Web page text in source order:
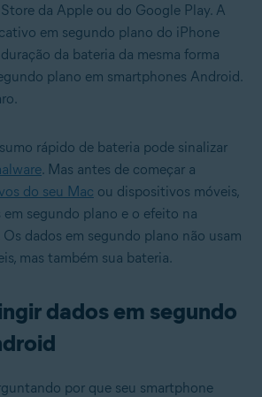
da Apple ou do Google Play. A
em segundo plano do iPhone
da bateria da mesma forma
plano em smartphones Android.
rápido de bateria pode sinalizar
. Mas antes de começar a
do seu Mac ou dispositivos móveis,
em segundo plano e o efeito na
dados em segundo plano não usam
mas também sua bateria.
dados em segundo
por que seu smartphone